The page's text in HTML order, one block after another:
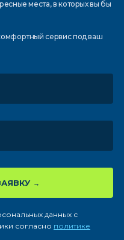
места, в которыхвы бы
сервис под ваш
данных с
согласно политике